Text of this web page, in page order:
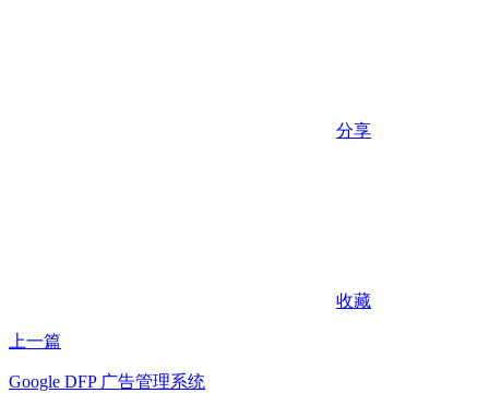
分享
收藏
上一篇
Google DFP 广告管理系统